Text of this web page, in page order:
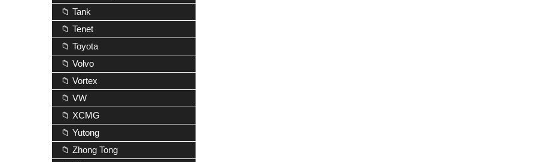
📁 Tank
📁 Tenet
📁 Toyota
📁 Volvo
📁 Vortex
📁 VW
📁 XCMG
📁 Yutong
📁 Zhong Tong